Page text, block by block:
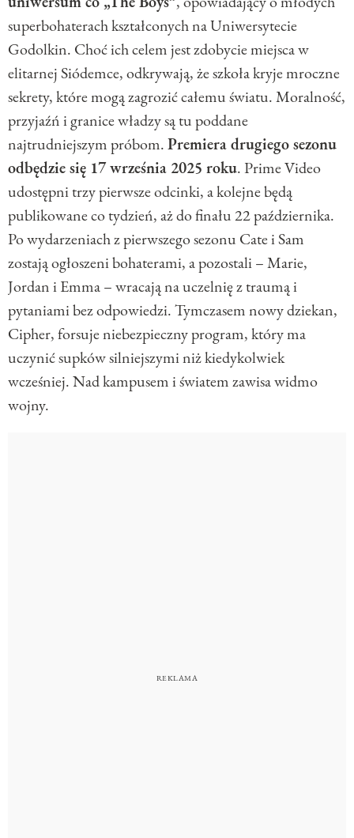
superbohaterach kształconych na Uniwersytecie
Godolkin. Choć ich celem jest zdobycie miejsca w
elitarnej Siódemce, odkrywają, że szkoła kryje mroczne
sekrety, które mogą zagrozić całemu światu. Moralność,
przyjaźń i granice władzy są tu poddane
najtrudniejszym próbom.Premiera drugiego sezonu
odbędzie się 17 września 2025 roku. Prime Video
udostępni trzy pierwsze odcinki, a kolejne będą
publikowane co tydzień, aż do finału 22 października.
Po wydarzeniach z pierwszego sezonu Cate i Sam
zostają ogłoszeni bohaterami, a pozostali – Marie,
Jordan i Emma – wracają na uczelnię z traumą i
pytaniami bez odpowiedzi. Tymczasem nowy dziekan,
Cipher, forsuje niebezpieczny program, który ma
uczynić supków silniejszymi niż kiedykolwiek
wcześniej. Nad kampusem i światem zawisa widmo
wojny.